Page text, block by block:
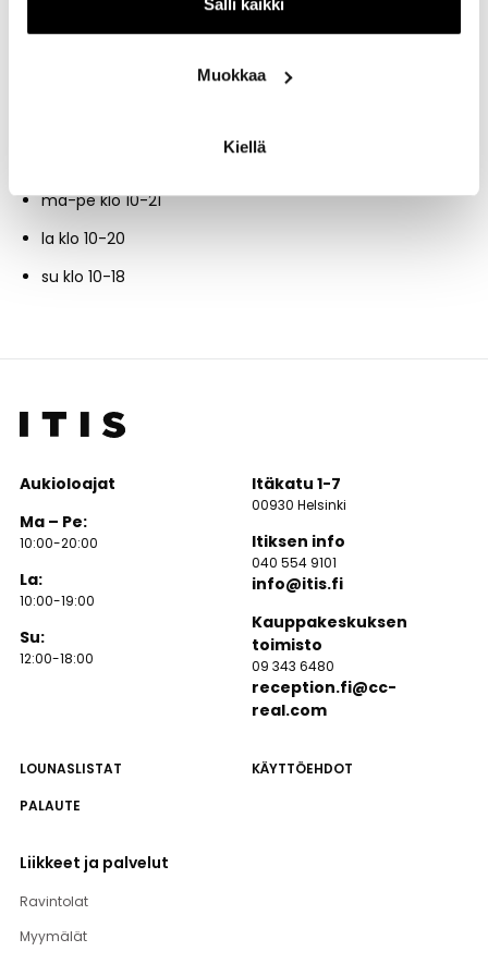
Muokkaa
Kiellä
Best For… myymälä palvelee Pasaasilla joka päivä
ma-pe klo 10-21
la klo 10-20
su klo 10-18
LOUNASLISTAT
KÄYTTÖEHDOT
PALAUTE
Liikkeet ja palvelut
Ravintolat
Myymälät
Aukioloajat
Ma – Pe:
10:00-20:00
La:
10:00-19:00
Su:
12:00-18:00
Itäkatu 1-7
00930 Helsinki
Itiksen info
040 554 9101
info@itis.fi
Kauppakeskuksen
toimisto
09 343 6480
reception.fi@cc-
real.com